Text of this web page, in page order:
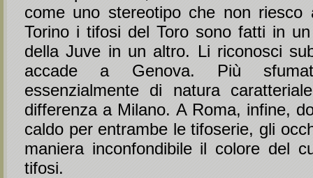
come uno stereotipo che non riesco
Torino i tifosi del Toro sono fatti in
della Juve in un altro. Li riconosci
accade a Genova. Più
essenzialmente di natura
differenza a Milano. A Roma, infine,
caldo per entrambe le tifoserie, gli
maniera inconfondibile il colore del
tifosi.